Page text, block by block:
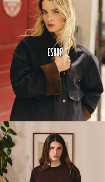
Eshop